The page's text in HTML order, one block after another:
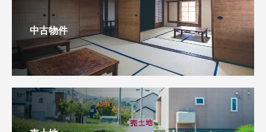
中古物件